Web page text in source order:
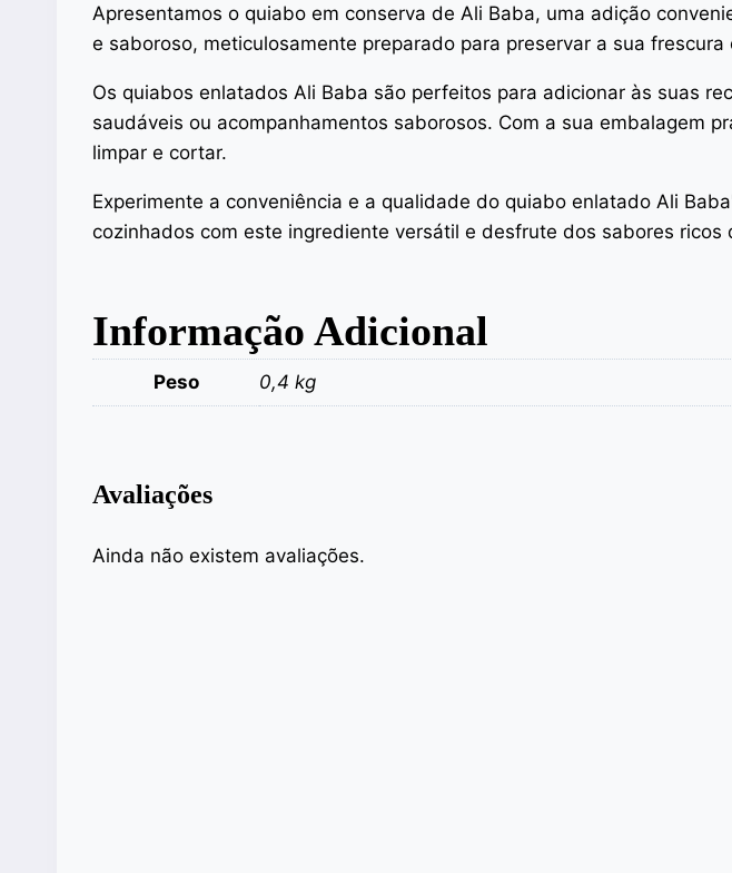
Apresentamos o quiabo em conserva de Ali Baba, uma adição
e saboroso, meticulosamente preparado para preservar a sua frescura
Os quiabos enlatados Ali Baba são perfeitos para adicionar às suas
saudáveis ou acompanhamentos saborosos. Com a sua embalagem
limpar e cortar.
Experimente a conveniência e a qualidade do quiabo enlatado Ali
cozinhados com este ingrediente versátil e desfrute dos sabores
Informação Adicional
Peso 0,4 kg
Avaliações
Ainda não existem avaliações.